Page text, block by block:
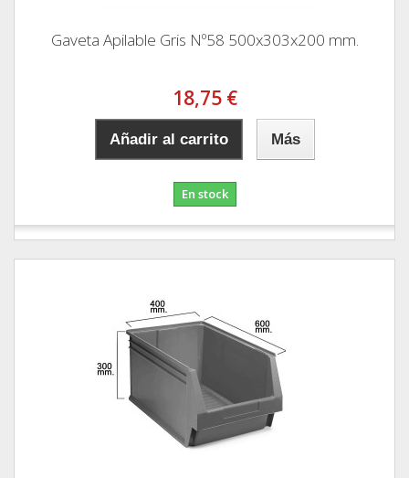
Gaveta Apilable Gris Nº58 500x303x200 mm.
18,75 €
Añadir al carrito Más
En stock